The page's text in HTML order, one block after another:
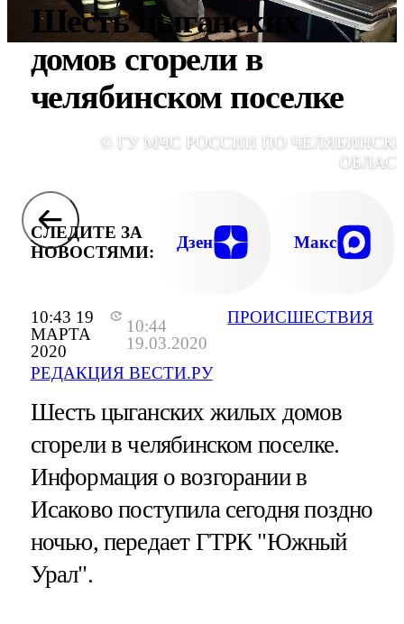
10:43 19
МАРТА
2020
10:44
19.03.2020
РЕДАКЦИЯ ВЕСТИ.РУ
ПРОИСШЕСТВИЯ
Шесть цыганских
домов сгорели в
челябинском поселке
© ГУ МЧС РОССИИ ПО
СЛЕДИТЕ ЗА
НОВОСТЯМИ:
Дзен Макс
Шесть цыганских жилых домов
сгорели в челябинском поселке.
Информация о возгорании в
Исаково поступила сегодня поздно
ночью, передает ГТРК "Южный
Урал".